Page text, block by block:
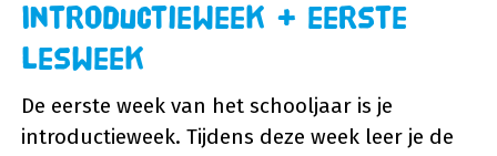
Introductieweek + eerste
lesweek
De eerste week van het schooljaar is je
introductieweek. Tijdens deze week leer je de